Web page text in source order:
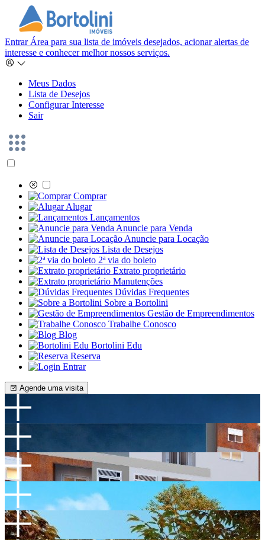
Entrar Área para sua lista de imóveis desejados, acionar alertas de
interesse e conhecer melhor nossos serviços.
Meus Dados
Lista de Desejos
Configurar Interesse
Sair
Comprar
Alugar
Lançamentos
Anuncie para Venda
Anuncie para Locação
Lista de Desejos
2ª via do boleto
Extrato proprietário
Manutenções
Dúvidas Frequentes
Sobre a Bortolini
Gestão de Empreendimentos
Trabalhe Conosco
Blog
Bortolini Edu
Reserva
Entrar
Agende uma visita